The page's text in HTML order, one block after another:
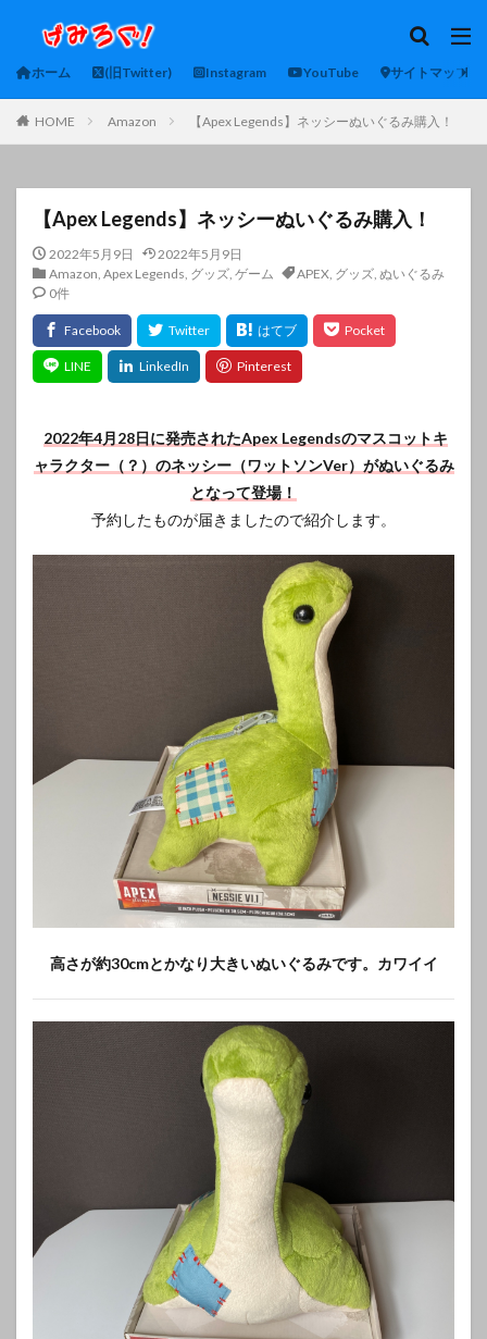
ホーム (旧Twitter) Instagram YouTube サイトマップ
HOME Amazon 【Apex Legends】ネッシーぬいぐるみ購入！
【Apex Legends】ネッシーぬいぐるみ購入！
2022年5月9日
2022年5月9日
Amazon, Apex Legends, グッズ, ゲーム APEX, グッズ, ぬいぐるみ
0件
2022年4月28日に発売されたApex Legendsのマスコットキ
ャラクター（？）のネッシー（ワットソンVer）がぬいぐるみ
となって登場！
予約したものが届きましたので紹介します。
高さが約30cmとかなり大きいぬいぐるみです。カワイイ